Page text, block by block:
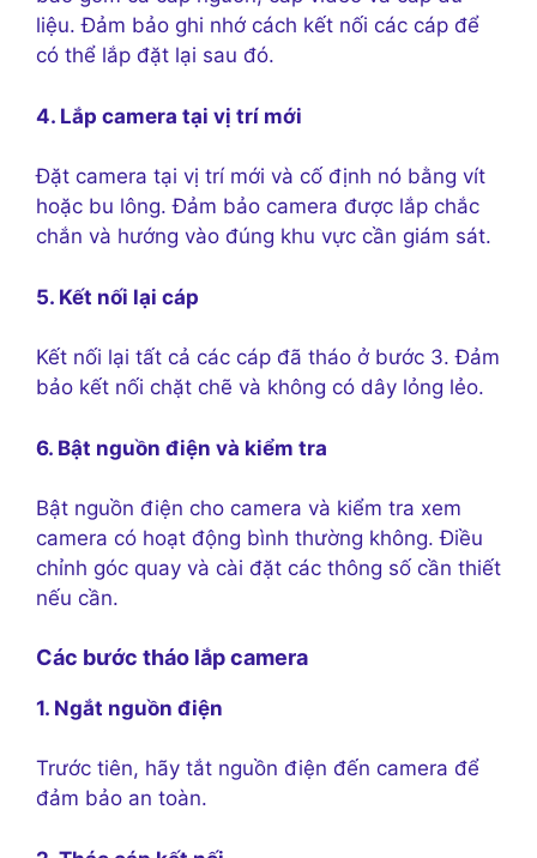
liệu. Đảm bảo ghi nhớ cách kết nối các cáp để
có thể lắp đặt lại sau đó.
4. Lắp camera tại vị trí mới
Đặt camera tại vị trí mới và cố định nó bằng vít
hoặc bu lông. Đảm bảo camera được lắp chắc
chắn và hướng vào đúng khu vực cần giám sát.
5. Kết nối lại cáp
Kết nối lại tất cả các cáp đã tháo ở bước 3. Đảm
bảo kết nối chặt chẽ và không có dây lỏng lẻo.
6. Bật nguồn điện và kiểm tra
Bật nguồn điện cho camera và kiểm tra xem
camera có hoạt động bình thường không. Điều
chỉnh góc quay và cài đặt các thông số cần thiết
nếu cần.
Các bước tháo lắp camera
1. Ngắt nguồn điện
Trước tiên, hãy tắt nguồn điện đến camera để
đảm bảo an toàn.